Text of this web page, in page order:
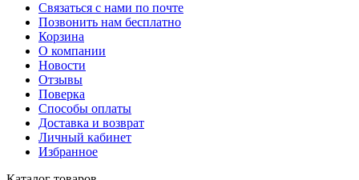
Связаться с нами по почте
Позвонить нам бесплатно
Корзина
О компании
Новости
Отзывы
Поверка
Способы оплаты
Доставка и возврат
Личный кабинет
Избранное